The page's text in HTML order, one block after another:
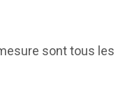
sont tous